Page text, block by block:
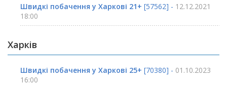
Швидкі побачення у Харкові 21+ [57562] - 12.12.2021
18:00
Харків
Швидкі побачення у Харкові 25+ [70380] - 01.10.2023
16:00